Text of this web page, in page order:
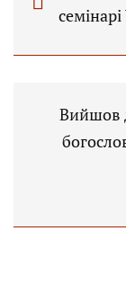
Вийшов